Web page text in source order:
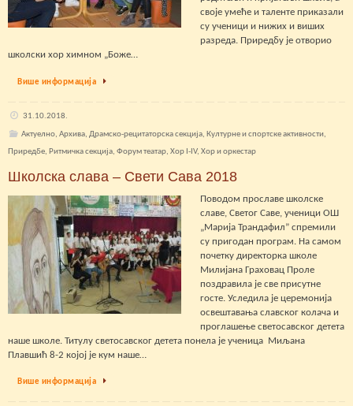
своје умеће и таленте приказали
су ученици и нижих и виших
разреда. Приредбу је отворио
школски хор химном „Боже…
Више информација
31.10.2018.
Актуелно, Архива, Драмско-рецитаторска секција, Културне и спортске активности,
Приредбе, Ритмичка секција, Форум театар, Хор I-IV, Хор и оркестар
Школска слава – Свети Сава 2018
Поводом прославе школске
славе, Светoг Саве, ученици ОШ
„Марија Трандафил” спремили
су пригодан програм. На самом
почетку директорка школе
Милијана Граховац Проле
поздравила је све присутне
госте. Уследила је церемонија
освештавања славског колача и
проглашење светосавског детета
наше школе. Титулу светосавског детета понела је ученица Миљана
Плавшић 8-2 којој је кум наше…
Више информација